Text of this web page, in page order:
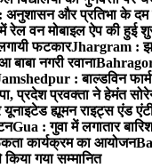
और प्रतिभा के दम पर
में रेल वन मोबाइल ऐप की हुई
फटकारJhargram :
नगरी रवाना
: बाल्डविन
प्रदेश प्रवक्ता ने हेमंत
ह्यूमन राइट्स एंड
Gua : गुवा में लगातार
कार्यक्रम का आयोजन
गया सम्मानित